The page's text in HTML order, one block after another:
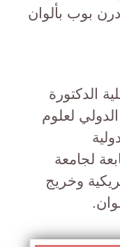
بوب بألوان
الدكتورة
لعلوم
لجامعة
وخريج